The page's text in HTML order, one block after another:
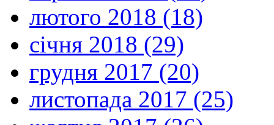
лютого 2018 (18)
січня 2018 (29)
грудня 2017 (20)
листопада 2017 (25)